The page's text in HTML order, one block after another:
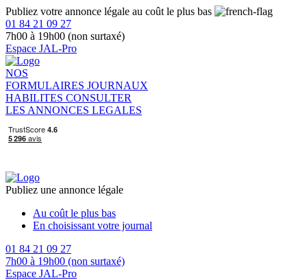
Publiez votre annonce légale au coût le plus bas
01 84 21 09 27
7h00 à 19h00 (non surtaxé)
Espace JAL-Pro
NOS
FORMULAIRES JOURNAUX
HABILITES CONSULTER
LES ANNONCES LEGALES
Publiez une annonce légale
Au coût le plus bas
En choisissant votre journal
01 84 21 09 27
7h00 à 19h00 (non surtaxé)
Espace JAL-Pro